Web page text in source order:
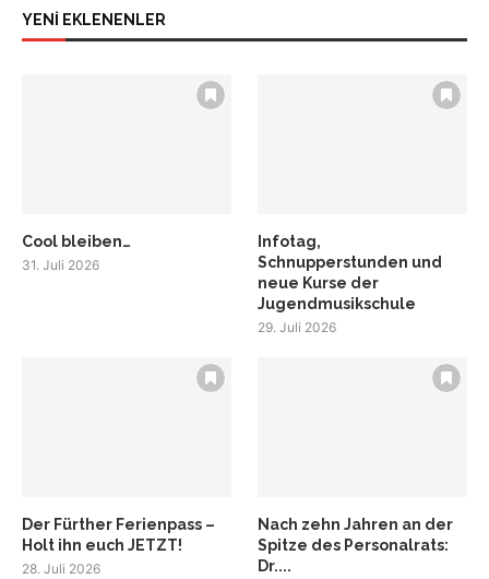
YENİ EKLENENLER
Cool bleiben…
31. Juli 2026
Infotag,
Schnupperstunden und
neue Kurse der
Jugendmusikschule
29. Juli 2026
Der Fürther Ferienpass –
Holt ihn euch JETZT!
28. Juli 2026
Nach zehn Jahren an der
Spitze des Personalrats:
Dr....